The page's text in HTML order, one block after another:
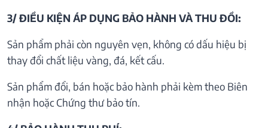
3/ ĐIỀU KIỆN ÁP DỤNG BẢO HÀNH VÀ THU ĐỒI:
Sản phẩm phải còn nguyên vẹn, không có dấu hiệu bị
thay đổi chất liệu vàng, đá, kết cấu.
Sản phẩm đổi, bán hoặc bảo hành phải kèm theo Biên
nhận hoặc Chứng thư bảo tín.